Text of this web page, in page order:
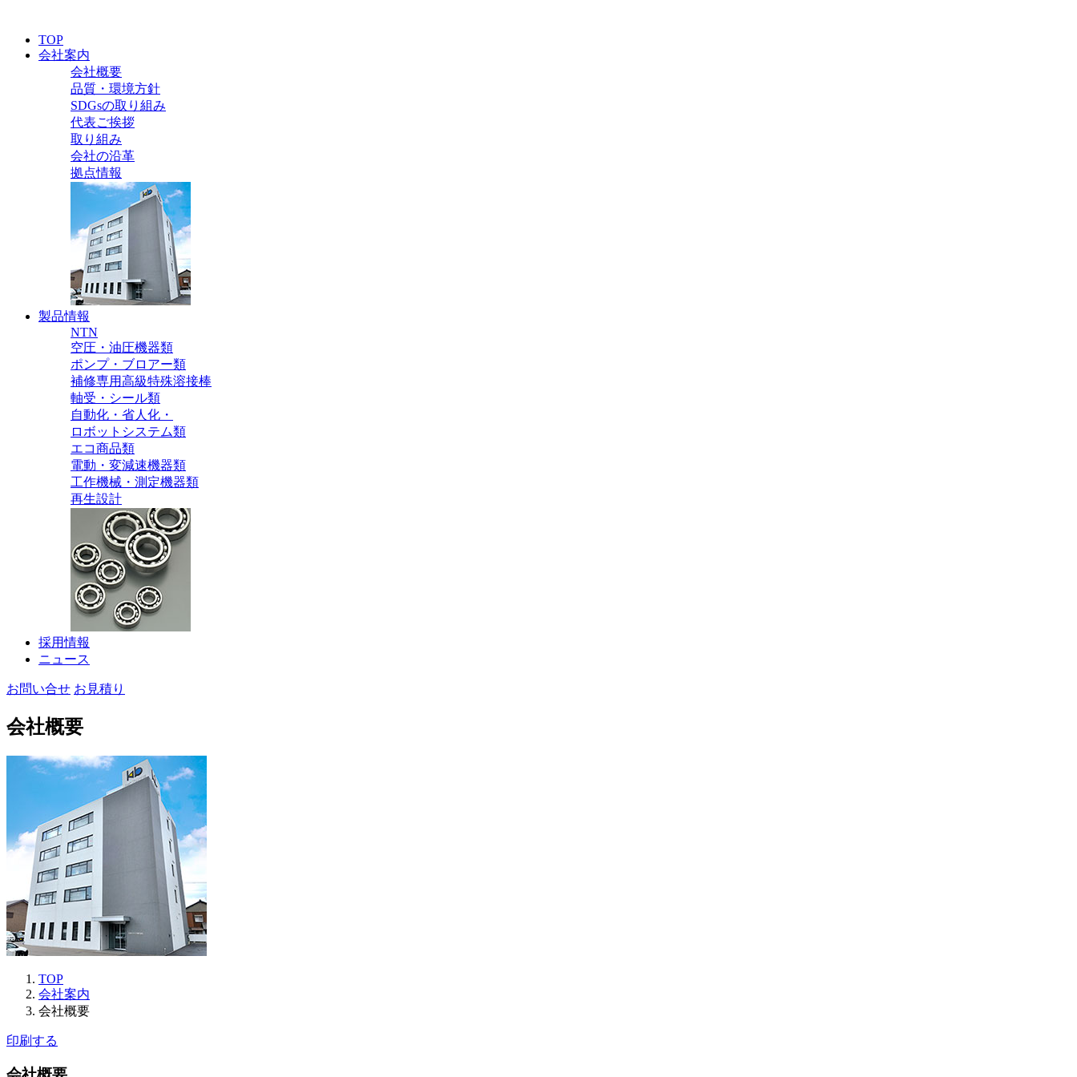
TOP
会社案内
会社概要
品質・環境方針
SDGsの取り組み
代表ご挨拶
取り組み
会社の沿革
拠点情報
製品情報
NTN
空圧・油圧機器類
ポンプ・ブロアー類
補修専用高級特殊溶接棒
軸受・シール類
自動化・省人化・
ロボットシステム類
エコ商品類
電動・変減速機器類
工作機械・測定機器類
再生設計
採用情報
ニュース
お問い合せ お見積り
会社概要
TOP
会社案内
会社概要
印刷する